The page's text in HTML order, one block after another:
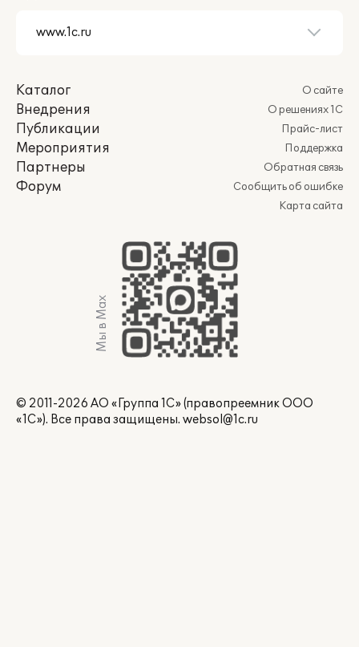
Каталог
Внедрения
Публикации
Мероприятия
Партнеры
Форум
О сайте
О решениях 1С
Прайс-лист
Поддержка
Обратная связь
Сообщить об ошибке
Карта сайта
Мы в Max
© 2011-2026 АО «Группа 1С» (правопреемник ООО
«1С»). Все права защищены. websol@1c.ru